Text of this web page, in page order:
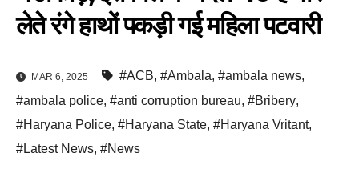
लेते रंगे हाथों पकड़ी गई महिला पटवारी
MAR 6, 2025 #ACB, #Ambala, #ambala news,
#ambala police, #anti corruption bureau, #Bribery,
#Haryana Police, #Haryana State, #Haryana Vritant,
#Latest News, #News